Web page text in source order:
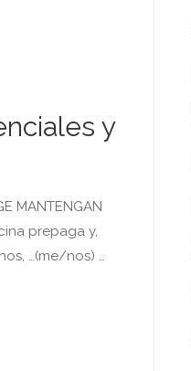
y
MANTENGAN
prepaga y,
…(me/nos) …